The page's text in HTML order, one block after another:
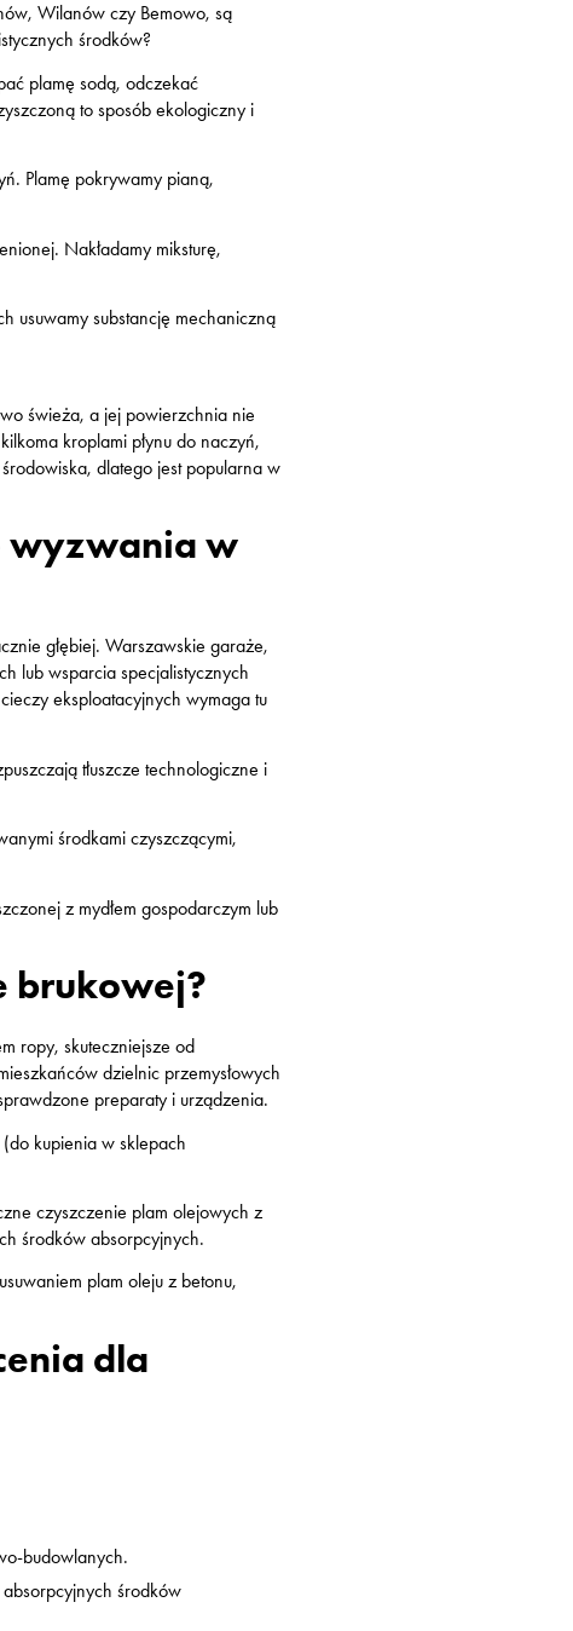
Wilanów czy Bemowo, są
środków?
plamę sodą, odczekać
to sposób ekologiczny i
Plamę pokrywamy pianą,
Nakładamy miksturę,
usuwamy substancję mechaniczną
świeża, a jej powierzchnia nie
kroplami płynu do naczyń,
dlatego jest popularna w
wyzwania w
głębiej. Warszawskie garaże,
lub wsparcia specjalistycznych
eksploatacyjnych wymaga tu
tłuszcze technologiczne i
środkami czyszczącymi,
z mydłem gospodarczym lub
brukowej?
ropy, skuteczniejsze od
dzielnic przemysłowych
preparaty i urządzenia.
kupienia w sklepach
czyszczenie plam olejowych z
środków absorpcyjnych.
plam oleju z betonu,
dla
budowlanych.
środków